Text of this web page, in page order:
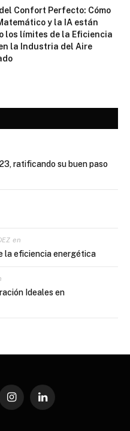
Confort Perfecto: Cómo
y la IA están
los límites de la Eficiencia
la Industria del Aire
ratificando su buen paso
en
la eficiencia energética
Ideales en
InstagramLinkedIn